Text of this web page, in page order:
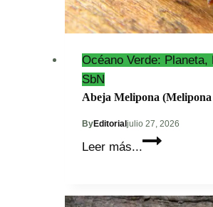
Océano Verde:
SbN
Abeja Melipona (Melipona
ByEditorialjulio 27, 2026
Leer más...
Abeja
beecheii)